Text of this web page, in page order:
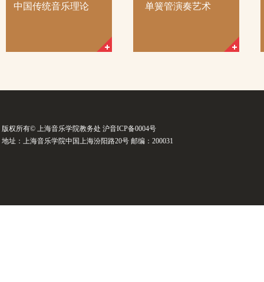
中国传统音乐理论 单簧管演奏艺术
版权所有© 上海音乐学院教务处 沪音ICP备0004号
地址：上海音乐学院中国上海汾阳路20号 邮编：200031